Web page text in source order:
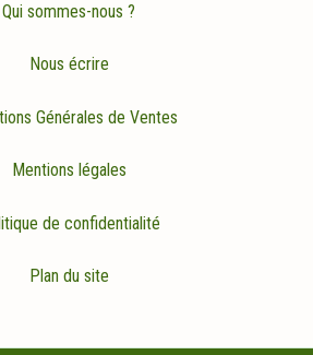
Qui sommes-nous ?
Nous écrire
Générales de Ventes
Mentions légales
de confidentialité
Plan du site